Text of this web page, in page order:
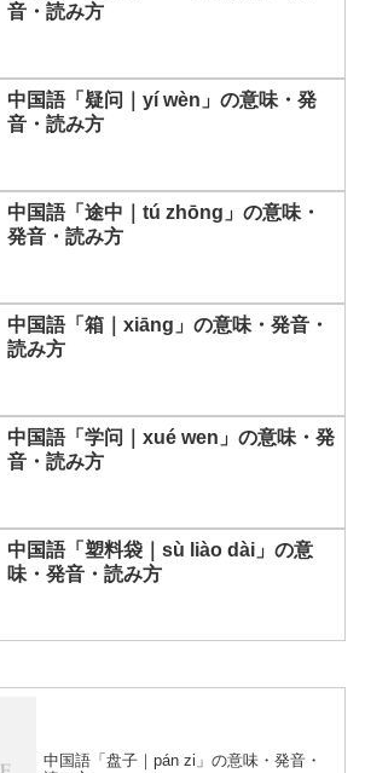
音・読み方
中国語「疑问｜yí wèn」の意味・発
音・読み方
中国語「途中｜tú zhōng」の意味・
発音・読み方
中国語「箱｜xiāng」の意味・発音・
読み方
中国語「学问｜xué wen」の意味・発
音・読み方
中国語「塑料袋｜sù liào dài」の意
味・発音・読み方
中国語「盘子｜pán zi」の意味・発音・